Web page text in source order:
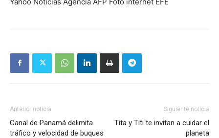
Anterior noticia
Canal de Panamá delimita
tráfico y velocidad de buques
Siguiente noticia
Tita y Titi te invitan a cuidar el
planeta